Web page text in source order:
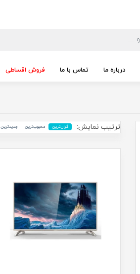
درباره ما تماس با ما فروش اقساطی
ترتیب نمایش: گران‌ترین محبوب‌ترین جدید‌ترین